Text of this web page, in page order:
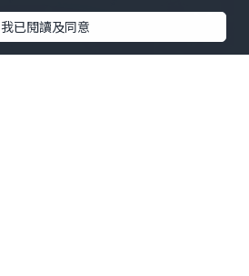
我已閱讀及同意